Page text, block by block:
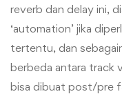
reverb dan delay ini,
‘automation’ jika
tertentu, dan
berbeda antara track
bisa dibuat post/pre